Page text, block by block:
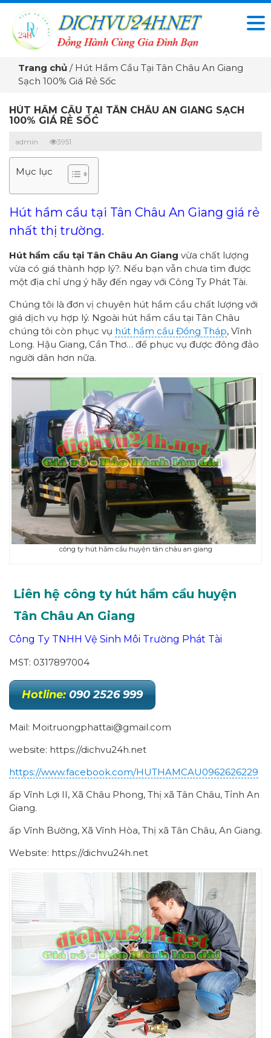
Trang chủ / Hút Hầm Cầu Tại Tân Châu An Giang
Sạch 100% Giá Rẻ Sốc
HÚT HẦM CẦU TẠI TÂN CHÂU AN GIANG SẠCH
100% GIÁ RẺ SỐC
admin 3951
Mục lục
Hút hầm cầu tại Tân Châu An Giang giá rẻ
nhất thị trường.
Hút hầm cầu tại Tân Châu An Giang vừa chất lượng
vừa có giá thành hợp lý?. Nếu bạn vẫn chưa tìm được
một địa chỉ ưng ý hãy đến ngay với Công Ty Phát Tài.
Chúng tôi là đơn vị chuyên hút hầm cầu chất lượng với
giá dịch vụ hợp lý. Ngoài hút hầm cầu tại Tân Châu
chúng tôi còn phục vụ hút hầm cầu Đồng Tháp, Vĩnh
Long. Hậu Giang, Cần Thơ… để phục vụ được đông đảo
người dân hơn nữa.
công ty hút hầm cầu huyện tân châu an giang
Liên hệ công ty hút hầm cầu huyện
Tân Châu An Giang
Công Ty TNHH Vệ Sinh Môi Trường Phát Tài
MST: 0317897004
Hotline: 090 2526 999
Mail: Moitruongphattai@gmail.com
website: https://dichvu24h.net
https://www.facebook.com/HUTHAMCAU0962626229
ấp Vĩnh Lợi II, Xã Châu Phong, Thị xã Tân Châu, Tỉnh An
Giang.
ấp Vĩnh Bường, Xã Vĩnh Hòa, Thị xã Tân Châu, An Giang.
Website: https://dichvu24h.net